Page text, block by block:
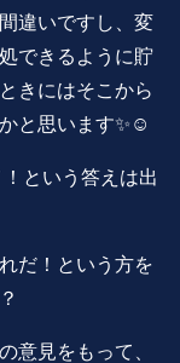
違いですし、変
できるように貯
きにはそこから
と思います✨☺️
という答えは出
だ！という方を
意見をもって、